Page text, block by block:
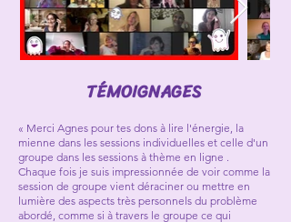
TÉMOIGNAGES
« Merci Agnes pour tes dons à lire l'énergie, la
mienne dans les sessions individuelles et celle d'un
groupe dans les sessions à thème en ligne .
Chaque fois je suis impressionnée de voir comme la
session de groupe vient déraciner ou mettre en
lumière des aspects très personnels du problème
abordé, comme si à travers le groupe ce qui